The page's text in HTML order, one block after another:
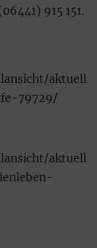
915 151.
aktuell
79729/
aktuell